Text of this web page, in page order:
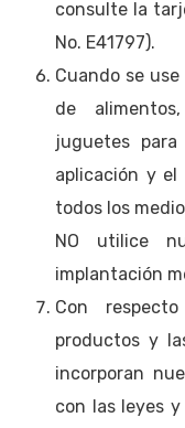
consulte la
No. E41797).
Cuando se
de
juguetes
aplicación y
todos los
NO utilice
implantación
Con
productos y
incorporan
con las leyes